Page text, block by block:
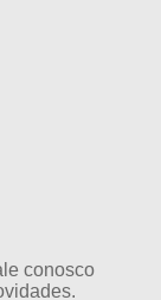
conosco